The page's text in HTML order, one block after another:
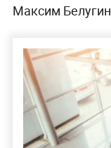
Максим Белугин.